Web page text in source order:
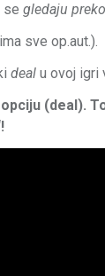
se gledaju
sve op.aut.).
deal u ovoj igri
(deal).